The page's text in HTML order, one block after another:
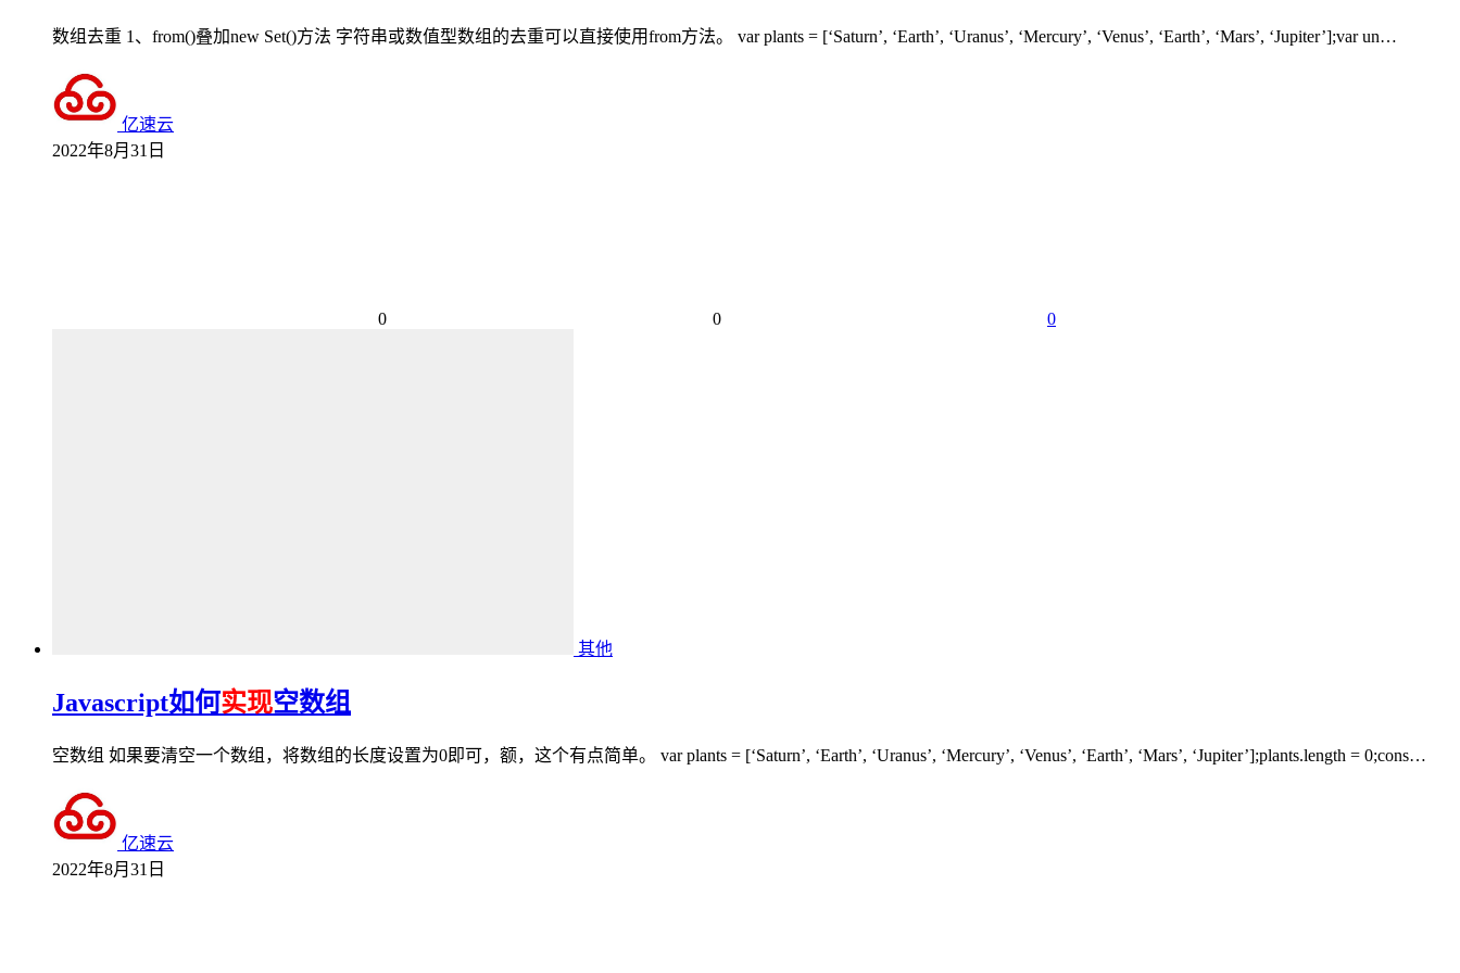
数组去重 1、from()叠加new Set()方法 字符串或数值型数组的去重可以直接使用from方法。 var plants = [‘Saturn’, ‘Earth’, ‘Uranus’, ‘Mercury’, ‘Venus’, ‘Earth’, ‘Mars’, ‘Jupiter’];var un…
亿速云
2022年8月31日
0 0 0
其他
Javascript如何实现空数组
空数组 如果要清空一个数组，将数组的长度设置为0即可，额，这个有点简单。 var plants = [‘Saturn’, ‘Earth’, ‘Uranus’, ‘Mercury’, ‘Venus’, ‘Earth’, ‘Mars’, ‘Jupiter’];plants.length = 0;cons…
亿速云
2022年8月31日